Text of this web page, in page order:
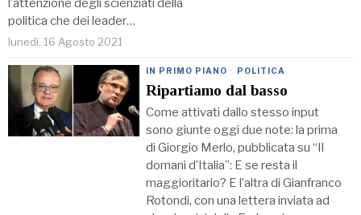
l’attenzione degli scienziati della
politica che dei leader…
lunedì, 16 Agosto 2021
IN PRIMO PIANO · POLITICA
Ripartiamo dal basso
Come attivati dallo stesso input
sono giunte oggi due note: la prima
di Giorgio Merlo, pubblicata su “Il
domani d’Italia”: E se resta il
maggioritario? E l’altra di Gianfranco
Rotondi, con una lettera inviata ad